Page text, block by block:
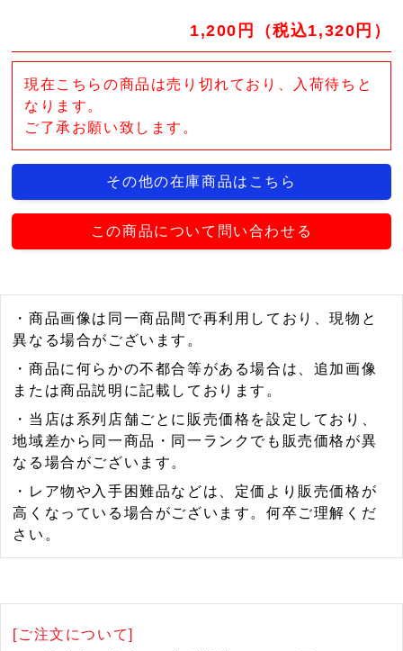
1,200円（税込1,320円）
現在こちらの商品は売り切れており、入荷待ちと
なります。
ご了承お願い致します。
その他の在庫商品はこちら
この商品について問い合わせる
・商品画像は同一商品間で再利用しており、現物と
異なる場合がございます。
・商品に何らかの不都合等がある場合は、追加画像
または商品説明に記載しております。
・当店は系列店舗ごとに販売価格を設定しており、
地域差から同一商品・同一ランクでも販売価格が異
なる場合がございます。
・レア物や入手困難品などは、定価より販売価格が
高くなっている場合がございます。何卒ご理解くだ
さい。
[ご注文について]